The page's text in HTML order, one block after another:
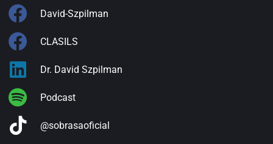
David-Szpilman
CLASILS
Dr. David Szpilman
Podcast
@sobrasaoficial